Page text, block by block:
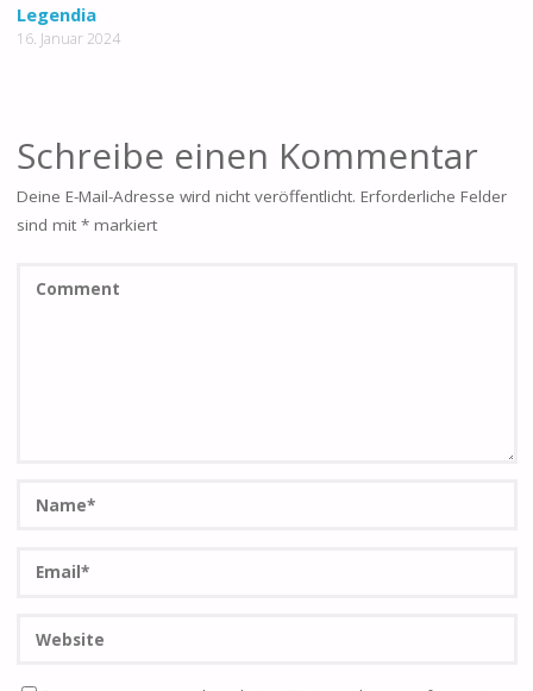
Legendia
16. Januar 2024
Schreibe einen Kommentar
Deine E-Mail-Adresse wird nicht veröffentlicht. Erforderliche Felder
sind mit *markiert